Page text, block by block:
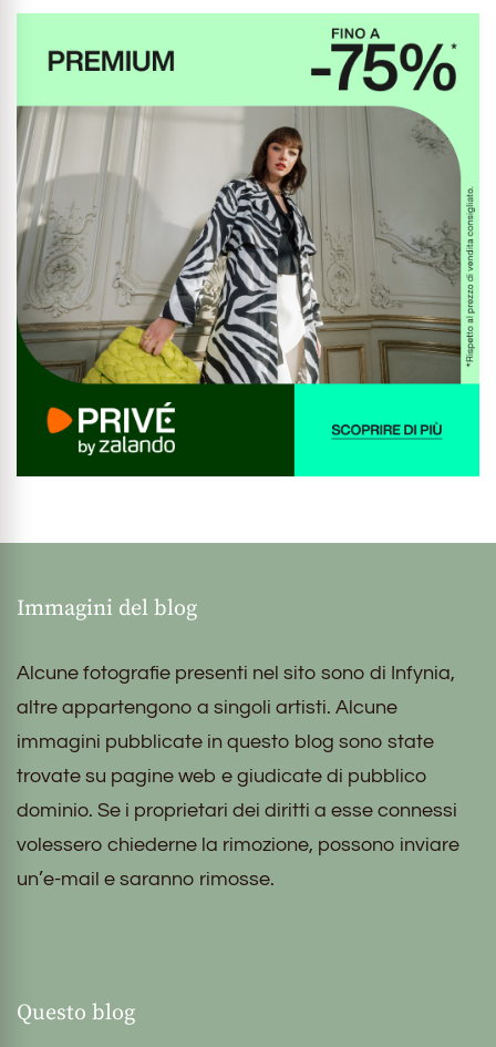
Immagini del blog
Alcune fotografie presenti nel sito sono di Infynia,
altre appartengono a singoli artisti. Alcune
immagini pubblicate in questo blog sono state
trovate su pagine web e giudicate di pubblico
dominio. Se i proprietari dei diritti a esse connessi
volessero chiederne la rimozione, possono inviare
un’e-mail e saranno rimosse.
Questo blog